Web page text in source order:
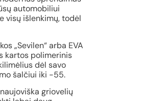
automobiliui
visų išlenkimų, todėl
„Sevilen“ arba EVA
kartos polimerinis
dėl savo
šalčiui iki -55.
griovelių